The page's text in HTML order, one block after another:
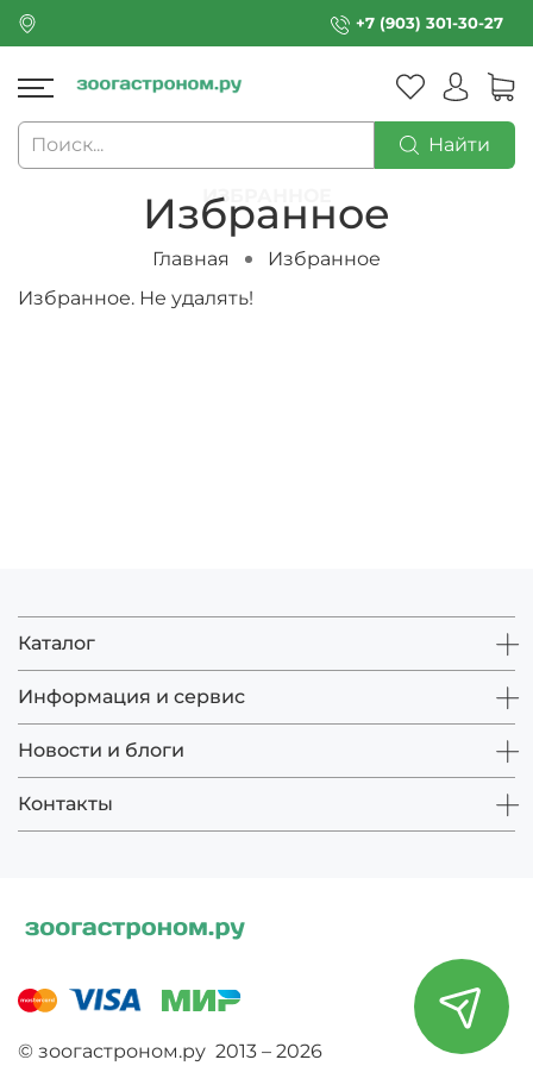
+7 (903) 301-30-27
Найти
Избранное
Главная
Избранное
Избранное. Не удалять!
Каталог
Информация и сервис
Новости и блоги
Контакты
© зоогастроном.ру 2013 – 2026